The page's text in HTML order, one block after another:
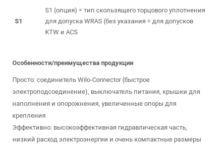
S1
S1 (опция) = тип скользящего торцового уплотнения
для допуска WRAS (без указания = для допусков
KTW и ACS
Особенности/преимущества продукции
Просто: соединитель Wilo-Connector (быстрое
электроподсоединение), выключатель питания, крышки для
наполнения и опорожнения, увеличенные опоры для
крепления
Эффективно: высокоэффективная гидравлическая часть,
низкий расход электроэнергии и очень компактные размеры